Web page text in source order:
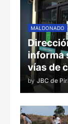
MALDONADO
informa
vías de
by JBC de